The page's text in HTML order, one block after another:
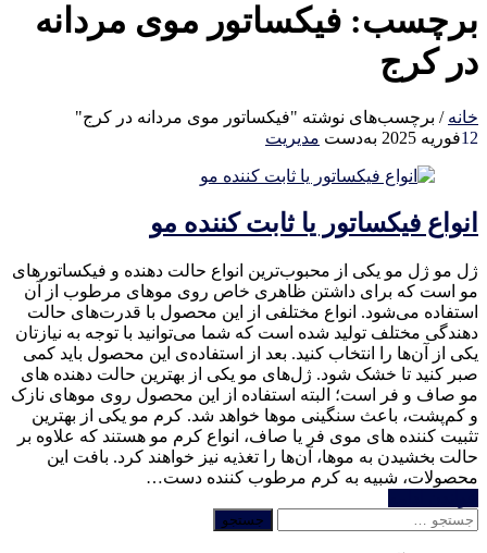
برچسب: فیکساتور موی مردانه
در کرج
خانه / برچسب‌های نوشته "فیکساتور موی مردانه در کرج"
12فوریه 2025 به‌دست مدیریت
انواع فیکساتور یا ثابت کننده مو
ژل مو ژل مو یکی از محبوب‌ترین انواع حالت دهنده و فیکساتورهای
مو است که برای داشتن ظاهری خاص روی موهای مرطوب از آن
استفاده می‌شود. انواع مختلفی از این محصول با قدرت‌های حالت
دهندگی مختلف تولید شده است که شما می‌توانید با توجه به نیازتان
یکی از آن‌ها را انتخاب کنید. بعد از استفاده‌ی این محصول باید کمی
صبر کنید تا خشک شود. ژل‌های مو یکی از بهترین حالت دهنده های
مو صاف و فر است؛ البته استفاده از این محصول روی موهای نازک
و کم‌پشت، باعث سنگینی موها خواهد شد. کرم مو یکی از بهترین
تثبیت کننده های موی فر یا صاف، انواع کرم مو هستند که علاوه بر
حالت بخشیدن به موها، آن‌ها را تغذیه نیز خواهند کرد. بافت این
محصولات، شبیه به کرم مرطوب کننده دست…
جستجو